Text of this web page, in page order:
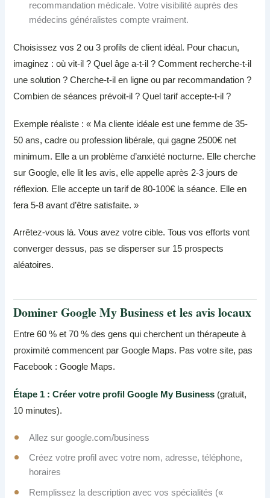
recommandation médicale. Votre visibilité auprès des
médecins généralistes compte vraiment.
Choisissez vos 2 ou 3 profils de client idéal. Pour chacun,
imaginez : où vit-il ? Quel âge a-t-il ? Comment recherche-t-il
une solution ? Cherche-t-il en ligne ou par recommandation ?
Combien de séances prévoit-il ? Quel tarif accepte-t-il ?
Exemple réaliste : « Ma cliente idéale est une femme de 35-
50 ans, cadre ou profession libérale, qui gagne 2500€ net
minimum. Elle a un problème d’anxiété nocturne. Elle cherche
sur Google, elle lit les avis, elle appelle après 2-3 jours de
réflexion. Elle accepte un tarif de 80-100€ la séance. Elle en
fera 5-8 avant d’être satisfaite. »
Arrêtez-vous là. Vous avez votre cible. Tous vos efforts vont
converger dessus, pas se disperser sur 15 prospects
aléatoires.
Dominer Google My Business et les avis locaux
Entre 60 % et 70 % des gens qui cherchent un thérapeute à
proximité commencent par Google Maps. Pas votre site, pas
Facebook : Google Maps.
Étape 1 : Créer votre profil Google My Business (gratuit,
10 minutes).
Allez sur google.com/business
Créez votre profil avec votre nom, adresse, téléphone,
horaires
Remplissez la description avec vos spécialités («